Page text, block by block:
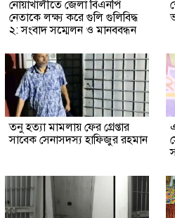
নোয়াখালীতে জেলা বিএনপি
নেতাকে লক্ষ্য করে গুলি গুলিবিদ্ধ
২: সংবাদ সম্মেলন ও মানববন্ধন
তনু হত্যা মামলায় ফের গ্রেপ্তার
সাবেক সেনাসদস্য হাফিজুর রহমান